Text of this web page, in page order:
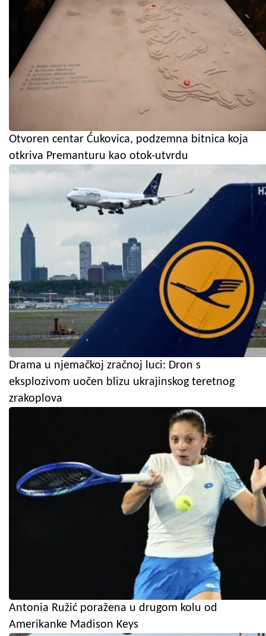
Otvoren centar Ćukovica, podzemna bitnica koja
otkriva Premanturu kao otok-utvrdu
Drama u njemačkoj zračnoj luci: Dron s
eksplozivom uočen blizu ukrajinskog teretnog
zrakoplova
Antonia Ružić poražena u drugom kolu od
Amerikanke Madison Keys